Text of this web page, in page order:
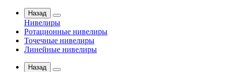
Назад
Нивелиры
Ротационные нивелиры
Точечные нивелиры
Линейные нивелиры
Назад